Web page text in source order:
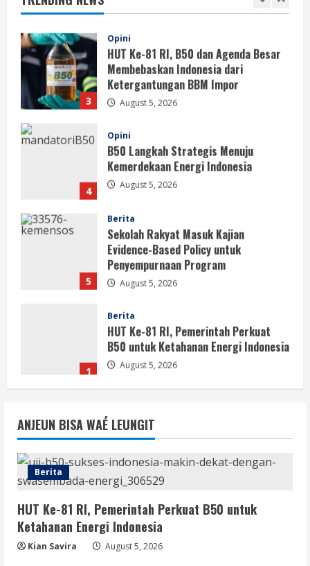
2
3
Opini
HUT Ke-81 RI, B50 dan Agenda Besar
Membebaskan Indonesia dari
Ketergantungan BBM Impor
August 5, 2026
4
Opini
B50 Langkah Strategis Menuju
Kemerdekaan Energi Indonesia
August 5, 2026
5
Berita
Sekolah Rakyat Masuk Kajian
Evidence-Based Policy untuk
Penyempurnaan Program
August 5, 2026
1
Berita
HUT Ke-81 RI, Pemerintah Perkuat
B50 untuk Ketahanan Energi Indonesia
August 5, 2026
Energi dari Ketergantungan Impor
Minyak
August 5, 2026
Opini
Membebaskan Indonesia dari
Ketergantungan BBM Impor
August 5, 2026
ANJEUN BISA WAÉ LEUNGIT
Berita
HUT Ke-81 RI, Pemerintah Perkuat B50 untuk
Ketahanan Energi Indonesia
Kian Savira August 5, 2026